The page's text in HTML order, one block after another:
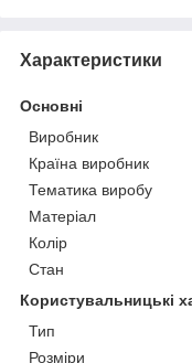
Характеристики
Основні
Виробник
Країна виробник
Тематика виробу
Матеріал
Колір
Стан
Користувальницькі
Тип
Розміри